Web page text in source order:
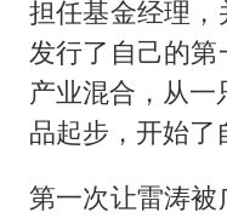
担任基金经理
发行了自己的
产业混合，从
品起步，开始了
第一次让雷涛